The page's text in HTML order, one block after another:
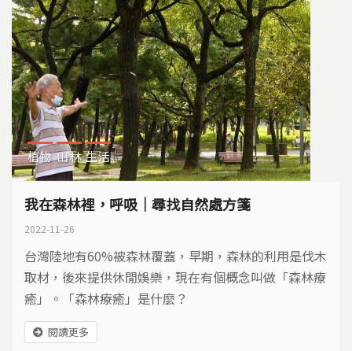
植物 山林 生活
我在森林裡，呼吸｜尋找自然處方箋
2022-11-26
台灣陸地有60%被森林覆蓋，早期，森林的利用是伐木
取材，後來提供休閒娛樂，現在有個概念叫做「森林療
癒」。「森林療癒」是什麼？
閱讀更多